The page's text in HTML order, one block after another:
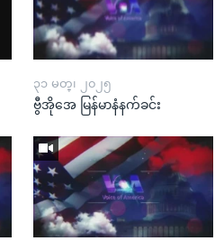
၃၁ မတ္၊ ၂၀၂၅
ဗွီအိုအေ မြန်မာနံနက်ခင်း